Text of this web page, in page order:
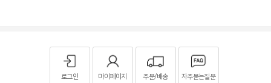
로그인 마이페이지 주문/배송 자주묻는질문